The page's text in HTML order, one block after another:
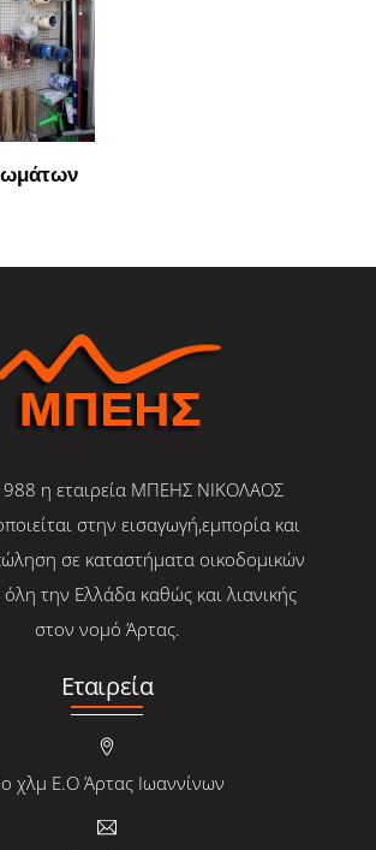
η εταιρεία ΜΠΕΗΣ ΝΙΚΟΛΑΟΣ
στην εισαγωγή,εμπορία και
σε καταστήματα οικοδομικών
την Ελλάδα καθώς και λιανικής
στον νομό Άρτας.
Εταιρεία
χλμ Ε.Ο Άρτας Ιωαννίνων